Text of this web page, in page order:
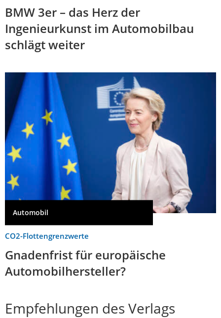
BMW 3er – das Herz der
Ingenieurkunst im Automobilbau
schlägt weiter
Automobil
CO2-Flottengrenzwerte
Gnadenfrist für europäische
Automobilhersteller?
Empfehlungen des Verlags